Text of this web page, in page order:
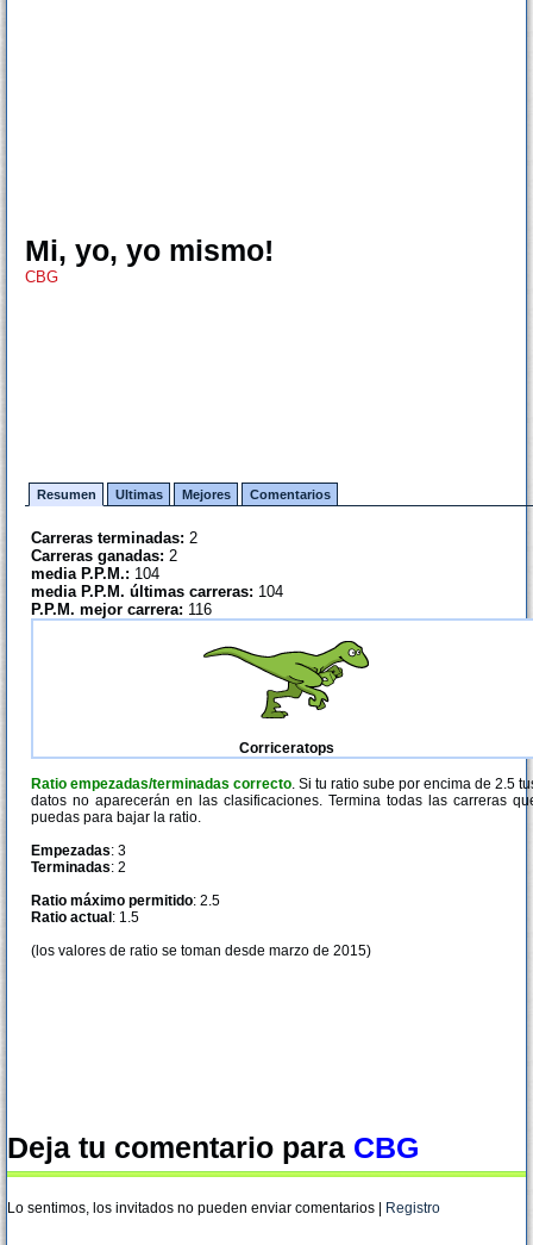
Mi, yo, yo mismo!
CBG
Resumen Ultimas Mejores Comentarios
Carreras terminadas: 2
Carreras ganadas: 2
media P.P.M.: 104
media P.P.M. últimas carreras: 104
P.P.M. mejor carrera: 116
Corriceratops
Ratio empezadas/terminadas correcto. Si tu ratio sube por encima de 2.5
datos no aparecerán en las clasificaciones. Termina todas las carreras
puedas para bajar la ratio.
Empezadas: 3
Terminadas: 2
Ratio máximo permitido: 2.5
Ratio actual : 1.5
(los valores de ratio se toman desde marzo de 2015)
Deja tu comentario para CBG
Lo sentimos, los invitados no pueden enviar comentarios | Registro